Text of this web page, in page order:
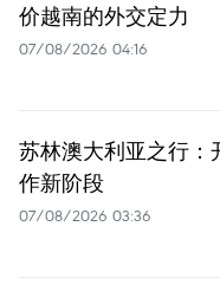
价越南的外交定力
07/08/2026 04:16
苏林澳大利亚之行：
作新阶段
07/08/2026 03:36